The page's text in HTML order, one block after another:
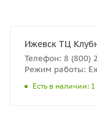
Ижевск ТЦ
Телефон: 8 (800)
Режим работы:
Есть в наличии: 1